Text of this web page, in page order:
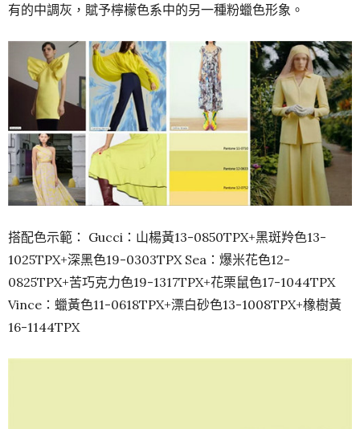
有的中調灰，賦予檸檬色系中的另一種粉蠟色形象。
搭配色示範： Gucci：山楊黃13-0850TPX+黑斑羚色13-
1025TPX+深黑色19-0303TPX Sea：爆米花色12-
0825TPX+苦巧克力色19-1317TPX+花栗鼠色17-1044TPX
Vince：蠟黃色11-0618TPX+漂白砂色13-1008TPX+橡樹黃
16-1144TPX